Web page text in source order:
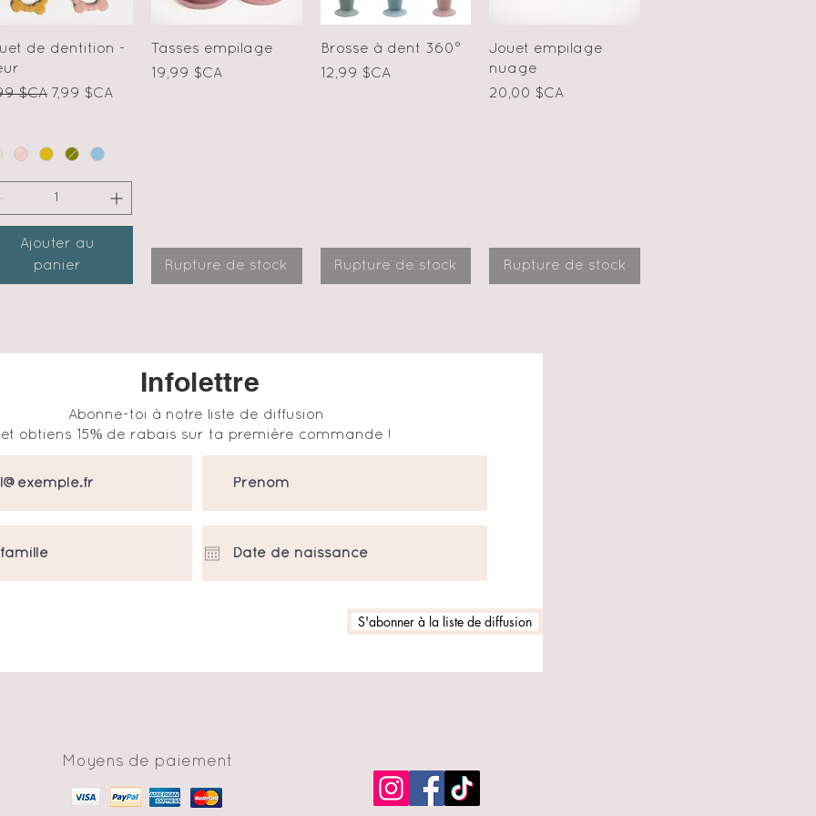
Aperçu rapide
de dentition -
original
$CA Prix promotionnel
7,99 $CA
Ajouter au
panier
Aperçu rapide
Tasses empilage
Prix
19,99 $CA
Rupture de stock
Aperçu rapide
Brosse à dent 360°
Prix
12,99 $CA
Rupture de stock
Aperçu rapide
Jouet empilage
nuage
Prix
20,00 $CA
Rupture de stock
Infolettre
Abonne-toi à notre liste de diffusion
et obtiens 15% de rabais sur ta première commande !
S'abonner à la liste de diffusion
Moyens de paiement